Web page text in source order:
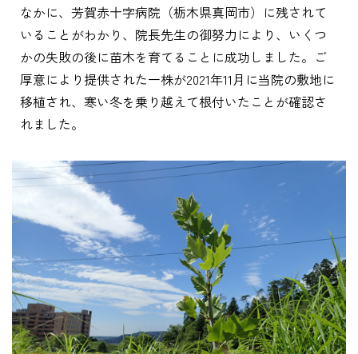
なかに、芳賀赤十字病院（栃木県真岡市）に残されて
いることがわかり、院長先生の御努力により、いくつ
かの失敗の後に苗木を育てることに成功しました。ご
厚意により提供された一株が2021年11月に当院の敷地に
移植され、寒い冬を乗り越えて根付いたことが確認さ
れました。